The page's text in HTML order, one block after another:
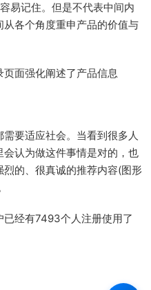
易记住。但是不代表中间内
各个角度重申产品的价值与
面强化阐述了产品信息
要适应社会。当看到很多人
认为做这件事情是对的，也
的、很真诚的推荐内容(图形
经有7493个人注册使用了